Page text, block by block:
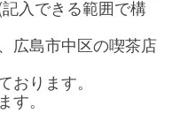
入できる範囲で構
広島市中区の喫茶店
ります。
。